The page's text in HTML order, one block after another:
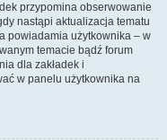
przypomina obserwowanie
nastąpi aktualizacja tematu
powiadamia użytkownika – w
temacie bądź forum
dla zakładek i
w panelu użytkownika na